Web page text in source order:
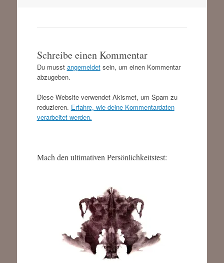
Schreibe einen Kommentar
Du musst angemeldetsein, um einen Kommentar
abzugeben.
Diese Website verwendet Akismet, um Spam zu
reduzieren. Erfahre, wie deine Kommentardaten
verarbeitet werden.
Mach den ultimativen Persönlichkeitstest: